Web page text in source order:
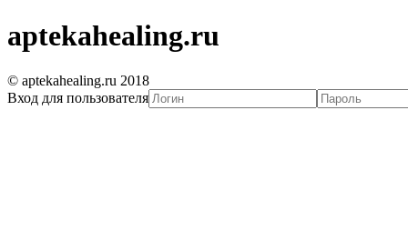
aptekahealing.ru
© aptekahealing.ru 2018
Вход для пользователя